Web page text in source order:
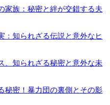
家族：秘密と絆が交錯する夫
：知られざる伝説と意外なヒ
、知られざる秘密と意外な未
秘密！暴力団の裏側とその影